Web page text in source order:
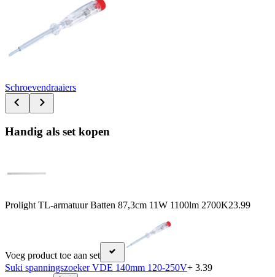
Schroevendraaiers
Handig als set kopen
Prolight TL-armatuur Batten 87,3cm 11W 1100lm 2700K23.99
Voeg product toe aan set
Suki spanningszoeker VDE 140mm 120-250V+ 3.39